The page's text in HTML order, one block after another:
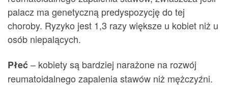
palacz ma genetyczną predyspozycję do tej
choroby. Ryzyko jest 1,3 razy większe u kobiet niż u
osób niepalących.
Płeć– kobiety są bardziej narażone na rozwój
reumatoidalnego zapalenia stawów niż mężczyźni.